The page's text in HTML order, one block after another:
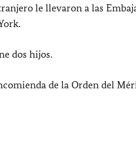
le llevaron a las
dos hijos.
de la Orden del